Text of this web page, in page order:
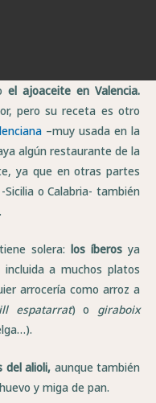
el ajoaceite en Valencia.
pero su receta es otro
–muy usada en la
algún restaurante de la
ya que en otras partes
o Calabria- también
solera: los íberos ya
a muchos platos
arrocería como arroz a
espatarrat) o giraboix
del alioli, aunque también
y miga de pan.